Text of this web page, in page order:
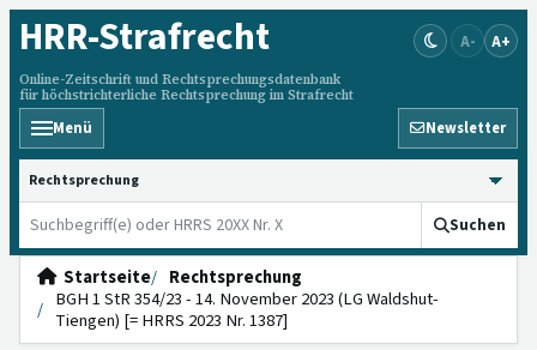
HRR-Strafrecht
Online-Zeitschrift und Rechtsprechungsdatenbank
für höchstrichterliche Rechtsprechung im Strafrecht
A- A+
Menü Newsletter
HRRS durchsuchen
Suchen
Startseite
Rechtsprechung
BGH 1 StR 354/23 - 14. November 2023 (LG Waldshut-
Tiengen) [= HRRS 2023 Nr. 1387]